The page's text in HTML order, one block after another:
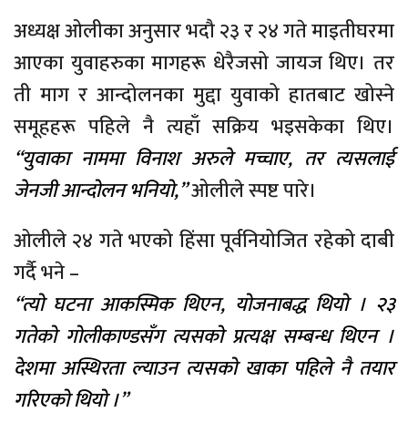
अध्यक्ष ओलीका अनुसार भदौ २३ र २४ गते माइतीघरमा
आएका युवाहरुका मागहरू धेरैजसो जायज थिए। तर
ती माग र आन्दोलनका मुद्दा युवाको हातबाट खोस्ने
समूहहरू पहिले नै त्यहाँ सक्रिय भइसकेका थिए।
“युवाका नाममा विनाश अरुले मच्चाए, तर त्यसलाई
जेनजी आन्दोलन भनियो,”ओलीले स्पष्ट पारे।
ओलीले २४ गते भएको हिंसा पूर्वनियोजित रहेको दाबी
गर्दै भने –
“त्यो घटना आकस्मिक थिएन, योजनाबद्ध थियो । २३
गतेको गोलीकाण्डसँग त्यसको प्रत्यक्ष सम्बन्ध थिएन ।
देशमा अस्थिरता ल्याउन त्यसको खाका पहिले नै तयार
गरिएको थियो ।”